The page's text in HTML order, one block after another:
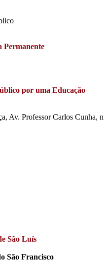
Permanente
por uma Educação
Av. Professor Carlos Cunha, n
São Luís
São Francisco